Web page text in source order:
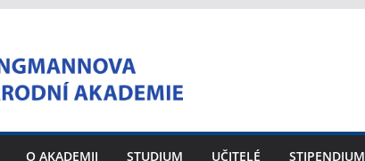
O AKADEMII STUDIUM UČITELÉ STIPENDIUM